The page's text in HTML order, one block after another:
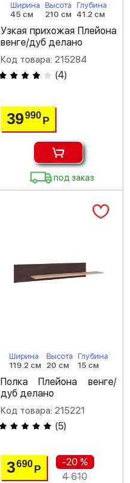
Ширина
45 см
Высота
210 см
Глубина
41.2 см
Узкая прихожая Плейона
венге/дуб делано
Код товара: 215284
(4)
39990 Р
под заказ
Ширина
119.2 см
Высота
20 см
Глубина
15 см
Полка Плейона венге/
дуб делано
Код товара: 215221
(5)
3690 Р
-20 %
4 610